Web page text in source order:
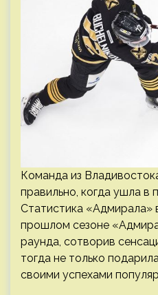
Команда из
правильно, когда ушла в
Статистика «Адмирала»
прошлом сезоне
раунда, сотворив
тогда не только
своими успехами